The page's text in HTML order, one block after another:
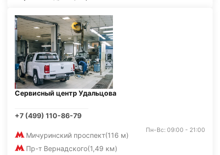
Сервисный центр Удальцова
+7 (499) 110-86-79
Мичуринский проспект(116 м)
Пр-т Вернадского(1,49 км)
Пн-Вс: 09:00 - 21:00